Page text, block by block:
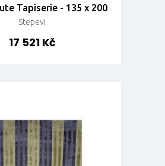
Tapiserie - 135 x 200
Stepevi
17 521 Kč